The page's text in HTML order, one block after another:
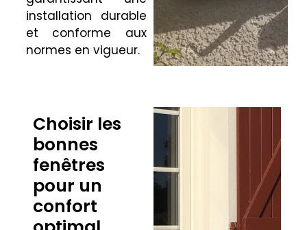
installation durable
et conforme aux
normes en vigueur.
Choisir les
bonnes
fenêtres
pour un
confort